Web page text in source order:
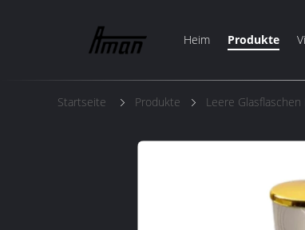
Heim Produkte
Startseite Produkte Leere